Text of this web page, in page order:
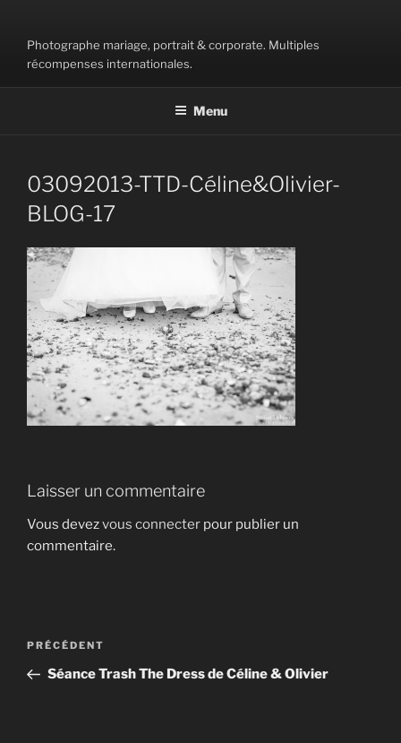
contenuPhotographe mariage, portrait & corporate. Multiples
récompenses internationales.
Menu
03092013-TTD-Céline&Olivier-
BLOG-17
Laisser un commentaire
Vous devezvous connecter pour publier un
commentaire.
Navigation
l’article
Article
précédent
PRÉCÉDENT
Séance Trash The Dress de Céline & Olivier